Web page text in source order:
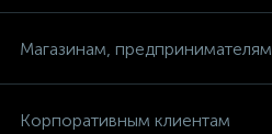
Магазинам, предпринимателям
Корпоративным клиентам